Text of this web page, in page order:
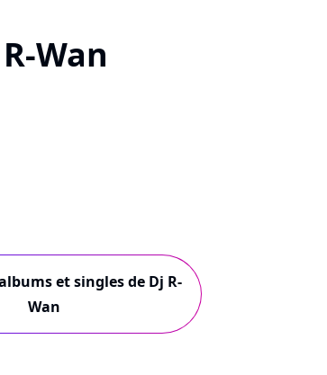
Wan
et singles de Dj R-
Wan